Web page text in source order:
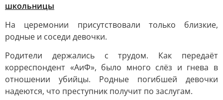
школьницы
На церемонии присутствовали только близкие,
родные и соседи девочки.
Родители держались с трудом. Как передаёт
корреспондент «АиФ», было много слёз и гнева в
отношении убийцы. Родные погибшей девочки
надеются, что преступник получит по заслугам.